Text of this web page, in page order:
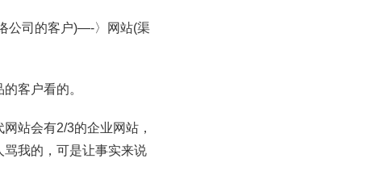
公司的客户)—-〉网站(渠
客户看的。
站会有2/3的企业网站，
我的，可是让事实来说